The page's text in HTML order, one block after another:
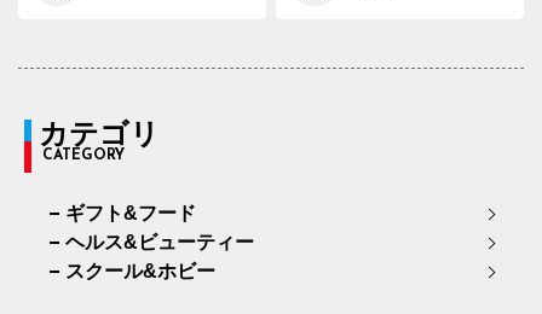
カテゴリ
CATEGORY
ギフト&フード
ヘルス&ビューティー
スクール&ホビー